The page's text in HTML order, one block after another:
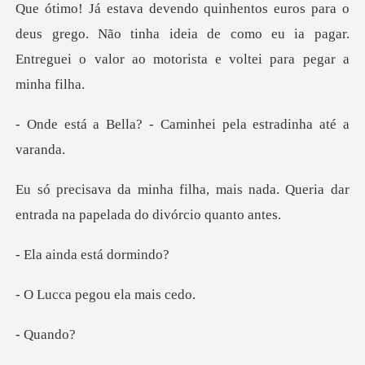
us grego. Não tinha ideia de como eu ia pagar.
Entregue
- Caminhei pela est
ais nada. Queria dar
entrada na p
nda está
pegou ela
uan